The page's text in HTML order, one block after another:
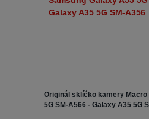
Originál sklíčko kamery Macro
5G SM-A566 - Galaxy A35 5G